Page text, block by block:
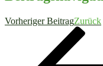
Vorheriger BeitragZurück